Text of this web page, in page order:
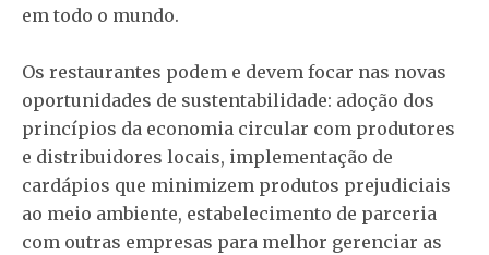
em todo o mundo.
Os restaurantes podem e devem focar nas novas
oportunidades de sustentabilidade: adoção dos
princípios da economia circular com produtores
e distribuidores locais, implementação de
cardápios que minimizem produtos prejudiciais
ao meio ambiente, estabelecimento de parceria
com outras empresas para melhor gerenciar as